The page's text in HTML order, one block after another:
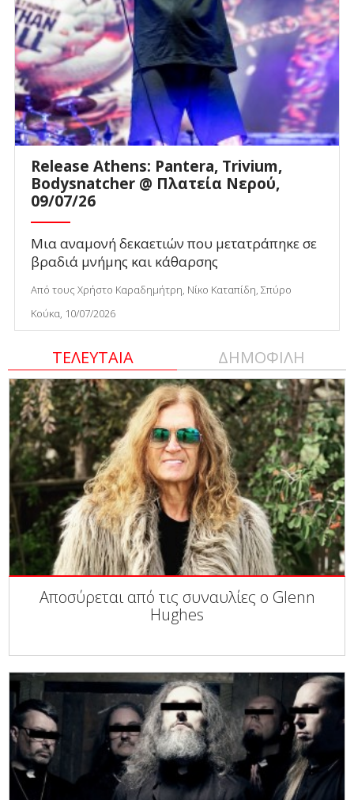
Release Athens: Pantera, Trivium,
Bodysnatcher @ Πλατεία Νερού,
09/07/26
Μια αναμονή δεκαετιών που μετατράπηκε σε
βραδιά μνήμης και κάθαρσης
Από τους Χρήστο Καραδημήτρη, Νίκο Καταπίδη, Σπύρο
Κούκα, 10/07/2026
ΤΕΛΕΥΤΑΙΑ ΔΗΜΟΦΙΛΗ
Αποσύρεται από τις συναυλίες ο Glenn
Hughes